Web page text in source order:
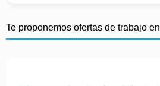
Te proponemos ofertas de trabajo en